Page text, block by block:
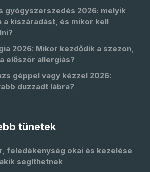
gyógyszerszedés 2026: melyik
a kiszáradást, és mikor kell
2026: Mikor kezdődik a szezon,
először allergiás?
géppel vagy kézzel 2026:
duzzadt lábra?
tünetek
feledékenység okai és kezelése
segíthetnek